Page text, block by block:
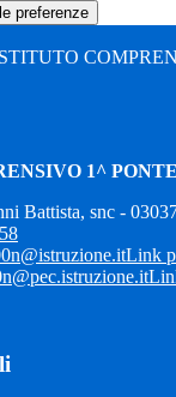
preferenze
1^
Battista, snc -
Link